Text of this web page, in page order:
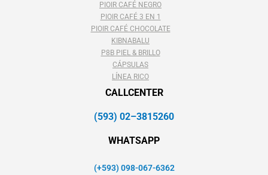
PIOIR CAFÉ NEGRO
PIOIR CAFÉ 3 EN 1
PIOIR CAFÉ CHOCOLATE
KIBNABALU
P8B PIEL & BRILLO
CÁPSULAS
LÍNEA RICO
CALLCENTER
(593) 02–3815260
WHATSAPP
(+593) 098-067-6362